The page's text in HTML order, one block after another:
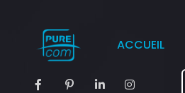
ACCUEIL